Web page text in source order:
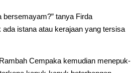
bersemayam?” tanya Firda
ada istana atau kerajaan yang tersisa
Cempaka kemudian menepuk-